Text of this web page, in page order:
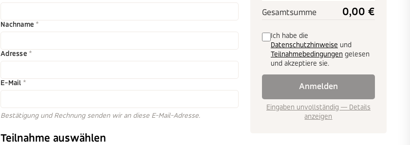
Nachname *
Adresse *
E-Mail *
Bestätigung und Rechnung senden wir an diese E-Mail-Adresse.
Teilnahme auswählen
Gesamtsumme 0,00 €
Ich habe die
Datenschutzhinweise und
Teilnahmebedingungen gelesen
und akzeptiere sie.
Anmelden
Eingaben unvollständig — Details
anzeigen